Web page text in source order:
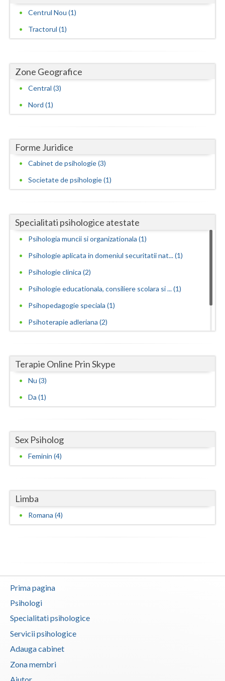
Vaslui
Vrancea
Centrul Nou (1)
Tractorul (1)
Zone Geografice
Central (3)
Nord (1)
Forme Juridice
Cabinet de psihologie (3)
Societate de psihologie (1)
Specialitati psihologice atestate
Psihologia muncii si organizationala (1)
Psihologie aplicata in domeniul securitatii nat... (1)
Psihologie clinica (2)
Psihologie educationala, consiliere scolara si ... (1)
Psihopedagogie speciala (1)
Psihoterapie adleriana (2)
Psihoterapie psihodrama clasica (1)
Terapie Online Prin Skype
Nu (3)
Da (1)
Sex Psiholog
Feminin (4)
Limba
Romana (4)
Prima pagina
Psihologi
Specialitati psihologice
Servicii psihologice
Adauga cabinet
Zona membri